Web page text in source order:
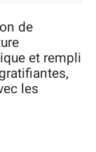
de
et rempli
les